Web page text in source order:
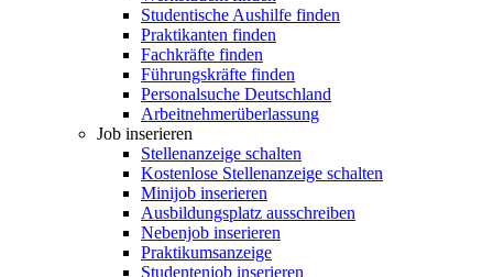
Studentische Aushilfe finden
Praktikanten finden
Fachkräfte finden
Führungskräfte finden
Personalsuche Deutschland
Arbeitnehmerüberlassung
Job inserieren
Stellenanzeige schalten
Kostenlose Stellenanzeige schalten
Minijob inserieren
Ausbildungsplatz ausschreiben
Nebenjob inserieren
Praktikumsanzeige
Studentenjob inserieren